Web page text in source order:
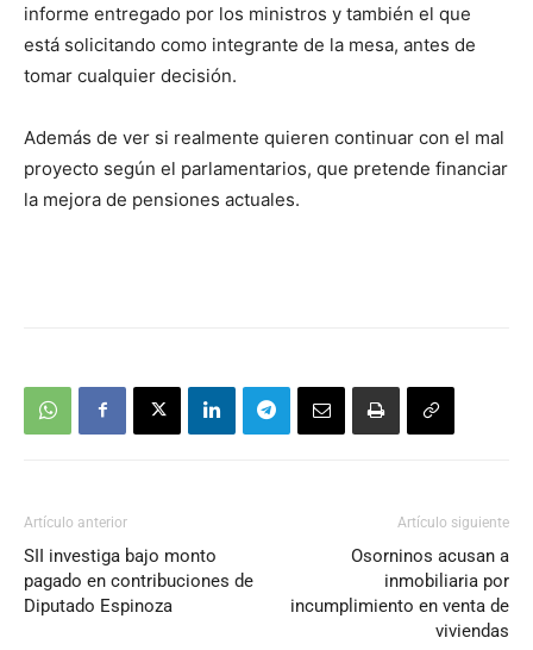
informe entregado por los ministros y también el que
está solicitando como integrante de la mesa, antes de
tomar cualquier decisión.
Además de ver si realmente quieren continuar con el mal
proyecto según el parlamentarios, que pretende financiar
la mejora de pensiones actuales.
Artículo anterior
SII investiga bajo monto
pagado en contribuciones de
Diputado Espinoza
Artículo siguiente
Osorninos acusan a
inmobiliaria por
incumplimiento en venta de
viviendas